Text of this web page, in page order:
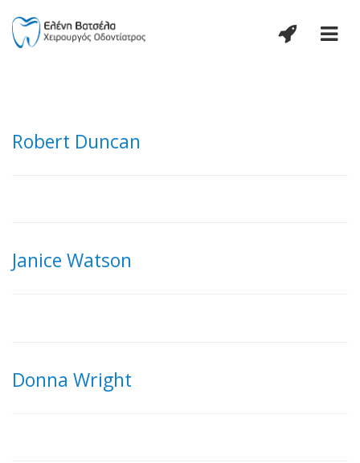
Robert Duncan
Janice Watson
Donna Wright